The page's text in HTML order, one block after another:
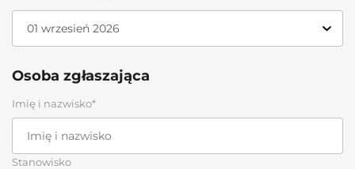
Osoba zgłaszająca
Imię i nazwisko*
Stanowisko